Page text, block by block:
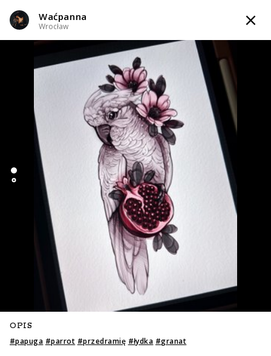
Waćpanna
Wrocław
Styl tatuażu
Dotwork / Geometryczny / Ornamenty / Graficzny /
Sketch / Neo-tradycyjny
WIADOMOŚĆ
TATUAŻE WZORY SKLEP
Zapytaj o cenę
Waćpanna
Wrocław
OPIS
#papuga #parrot #przedramię #łydka #granat